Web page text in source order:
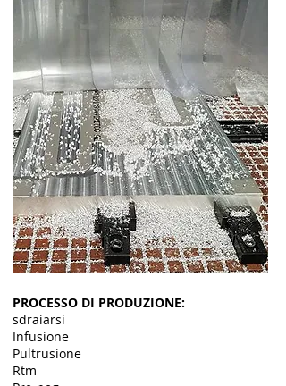
PROCESSO DI PRODUZIONE:
sdraiarsi
Infusione
Pultrusione
Rtm